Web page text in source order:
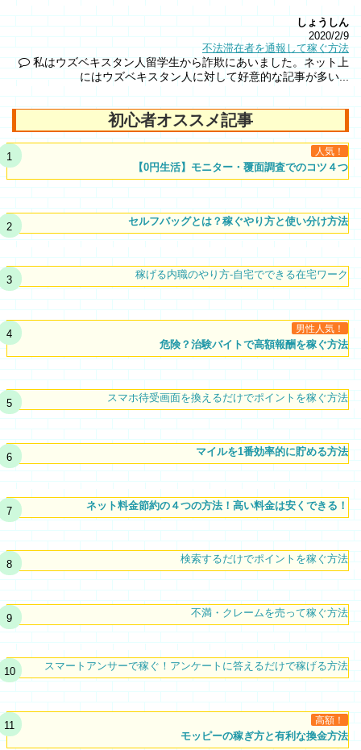
しょうしん
2020/2/9
不法滞在者を通報して稼ぐ方法
私はウズベキスタン人留学生から詐欺にあいました。ネット上
にはウズベキスタン人に対して好意的な記事が多い...
初心者オススメ記事
人気！
【0円生活】モニター・覆面調査でのコツ４つ
セルフバッグとは？稼ぐやり方と使い分け方法
稼げる内職のやり方-自宅でできる在宅ワーク
男性人気！
危険？治験バイトで高額報酬を稼ぐ方法
スマホ待受画面を換えるだけでポイントを稼ぐ方法
マイルを1番効率的に貯める方法
ネット料金節約の４つの方法！高い料金は安くできる！
検索するだけでポイントを稼ぐ方法
不満・クレームを売って稼ぐ方法
スマートアンサーで稼ぐ！アンケートに答えるだけで稼げる方法
高額！
モッピーの稼ぎ方と有利な換金方法